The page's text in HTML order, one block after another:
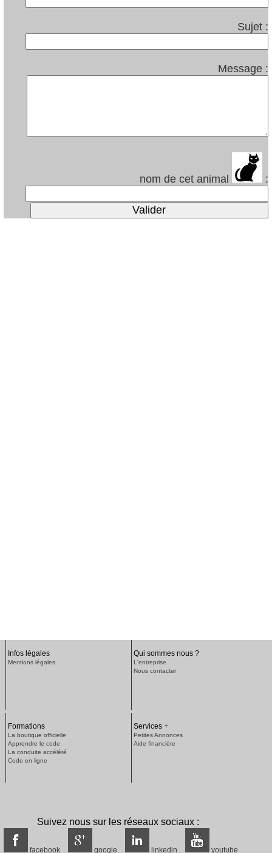
Sujet :
Message :
nom de cet animal :
Infos légales
Mentions légales
Qui sommes nous ?
L'entreprise
Nous contacter
Formations
La boutique officielle
Apprendre le code
La conduite accéléré
Code en ligne
Services +
Petites Annonces
Aide financière
Suivez nous sur les réseaux sociaux :
facebook google linkedin youtube